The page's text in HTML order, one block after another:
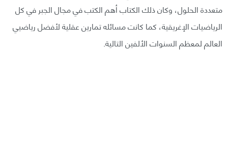
متعددة الحلول، وكان ذلك الكتاب أهم الكتب في مجال الجبر في كل
الرياضيات الإغريقية، كما كانت مسائله تمارين عقلية لأفضل رياضيي
العالم لمعظم السنوات الألفين التالية.